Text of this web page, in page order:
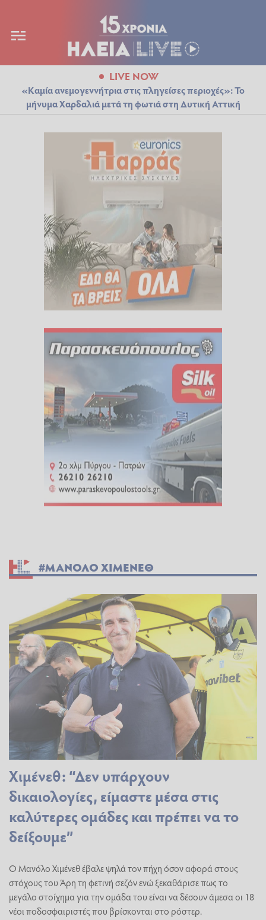
LIVE NOW
«Καμία ανεμογεννήτρια στις πληγείσες περιοχές»: Το
μήνυμα Χαρδαλιά μετά τη φωτιά στη Δυτική Αττική
#ΜΑΝΟΛΟ ΧΙΜΕΝΕΘ
Χιμένεθ: “Δεν υπάρχουν
δικαιολογίες, είμαστε μέσα στις
καλύτερες ομάδες και πρέπει να το
δείξουμε”
Ο Μανόλο Χιμένεθ έβαλε ψηλά τον πήχη όσον αφορά στους
στόχους του Άρη τη φετινή σεζόν ενώ ξεκαθάρισε πως το
μεγάλο στοίχημα για την ομάδα του είναι να δέσουν άμεσα οι 18
νέοι ποδοσφαιριστές που βρίσκονται στο ρόστερ.